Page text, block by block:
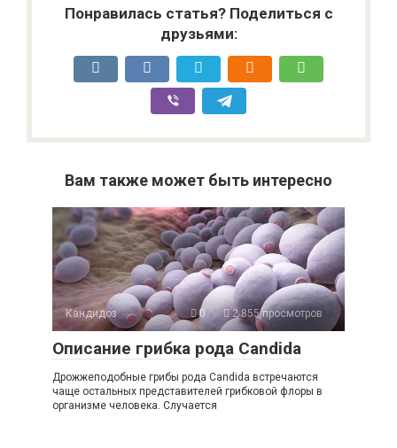
Понравилась статья? Поделиться с
друзьями:
Вам также может быть интересно
Кандидоз 0 2 855 просмотров
Описание грибка рода Сandida
Дрожжеподобные грибы рода Сandida встречаются
чаще остальных представителей грибковой флоры в
организме человека. Случается